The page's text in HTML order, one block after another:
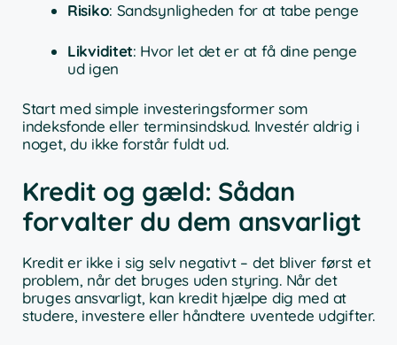
Risiko: Sandsynligheden for at tabe penge
Likviditet: Hvor let det er at få dine penge
ud igen
Start med simple investeringsformer som
indeksfonde eller terminsindskud. Investér aldrig i
noget, du ikke forstår fuldt ud.
Kredit og gæld: Sådan
forvalter du dem ansvarligt
Kredit er ikke i sig selv negativt – det bliver først et
problem, når det bruges uden styring. Når det
bruges ansvarligt, kan kredit hjælpe dig med at
studere, investere eller håndtere uventede udgifter.